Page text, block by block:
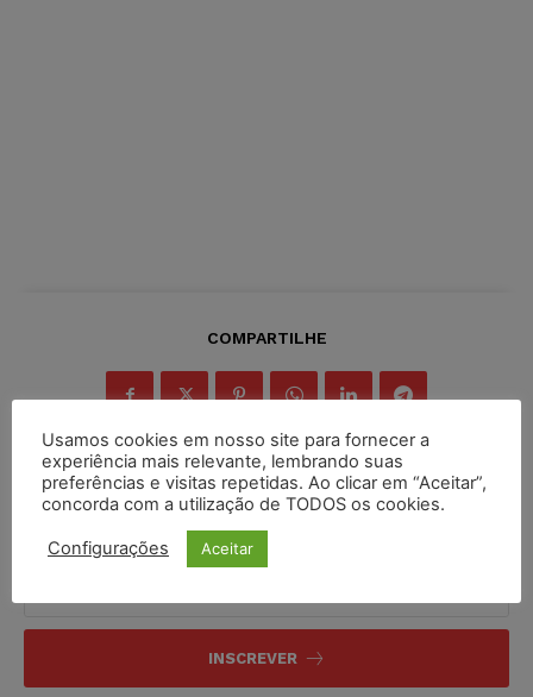
COMPARTILHE
INSCREVER
Usamos cookies em nosso site para fornecer a
experiência mais relevante, lembrando suas
preferências e visitas repetidas. Ao clicar em “Aceitar”,
concorda com a utilização de TODOS os cookies.
Configurações Aceitar